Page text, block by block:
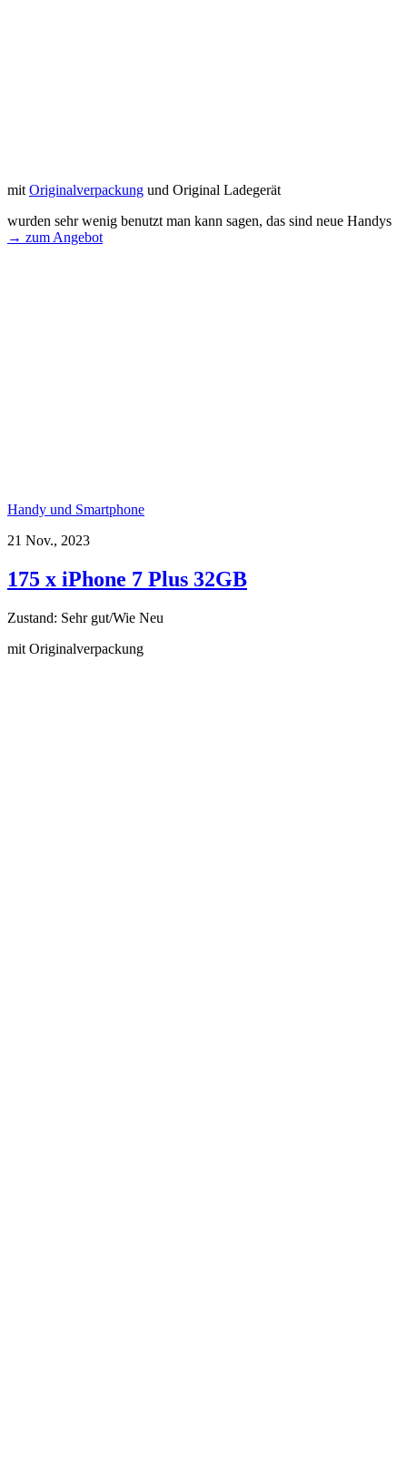
mit Originalverpackung und Original Ladegerät
wurden sehr wenig benutzt man kann sagen, das sind neue Handys
→ zum Angebot
Handy und Smartphone
21 Nov., 2023
175 x iPhone 7 Plus 32GB
Zustand: Sehr gut/Wie Neu
mit Originalverpackung